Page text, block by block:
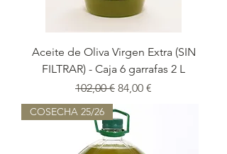
Aceite de Oliva Virgen Extra (SIN
FILTRAR) - Caja 6 garrafas 2 L
Precio
102,00 € Precio de oferta
84,00 €
COSECHA 25/26